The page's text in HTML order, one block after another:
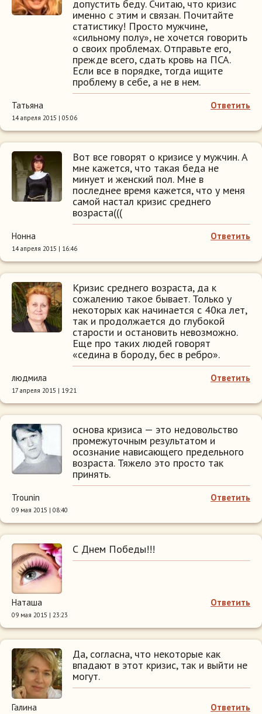
допустить беду. Считаю, что кризис
именно с этим и связан. Почитайте
статистику! Просто мужчине,
«сильному полу», не хочется говорить
о своих проблемах. Отправьте его,
прежде всего, сдать кровь на ПСА.
Если все в порядке, тогда ищите
проблему в себе, а не в нем.
Ответить
Татьяна
14 апреля 2015 | 05:06
Вот все говорят о кризисе у мужчин. А
мне кажется, что такая беда не
минует и женский пол. Мне в
последнее время кажется, что у меня
самой настал кризис среднего
возраста(((
Ответить
Нонна
14 апреля 2015 | 16:46
Кризис среднего возраста, да к
сожалению такое бывает. Только у
некоторых как начинается с 40ка лет,
так и продолжается до глубокой
старости и остановить невозможно.
Еще про таких людей говорят
«седина в бороду, бес в ребро».
Ответить
людмила
17 апреля 2015 | 19:21
основа кризиса — это недовольство
промежуточным результатом и
осознание нависающего предельного
возраста. Тяжело это просто так
принять.
Ответить
Trounin
09 мая 2015 | 08:40
С Днем Победы!!!
Ответить
Наташа
09 мая 2015 | 23:23
Да, согласна, что некоторые как
впадают в этот кризис, так и выйти не
могут.
Ответить
Галина